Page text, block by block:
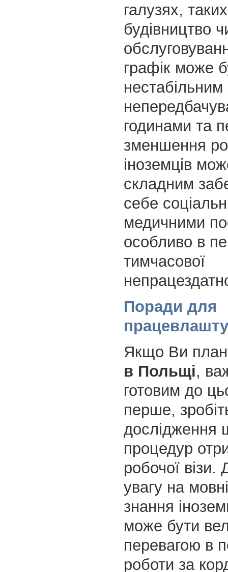
галузях,
будівництво
графік може
нестабільним
годинами та
зменшення
іноземців
складним
себе
медичними
особливо в
тимчасової
Поради для
Якщо Ви
в Польщі,
готовим до
перше,
дослідження
процедур
робочої візи.
увагу на
знання
може бути
перевагою в
роботи за